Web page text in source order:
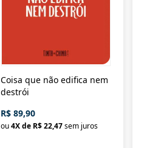
Coisa que não edifica nem
destrói
R$ 89,90
ou4X de R$ 22,47sem juros